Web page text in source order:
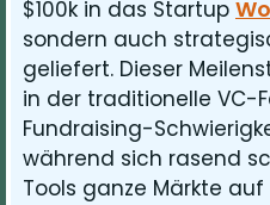
$100k in das Startup
sondern auch
geliefert. Dieser
in der traditionelle VC-
Fundraising-
während sich rasend
Tools ganze Märkte